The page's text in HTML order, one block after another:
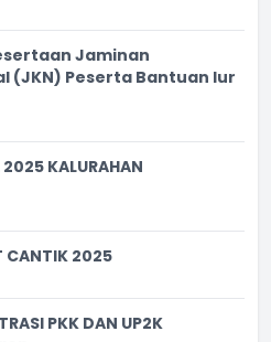
Jaminan
(JKN) Peserta Bantuan Iur
KALURAHAN
CANTIK 2025
PKK DAN UP2K